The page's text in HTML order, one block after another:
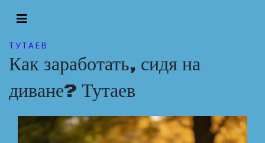
ТУТАЕВ
Как заработать, сидя на
диване? Тутаев